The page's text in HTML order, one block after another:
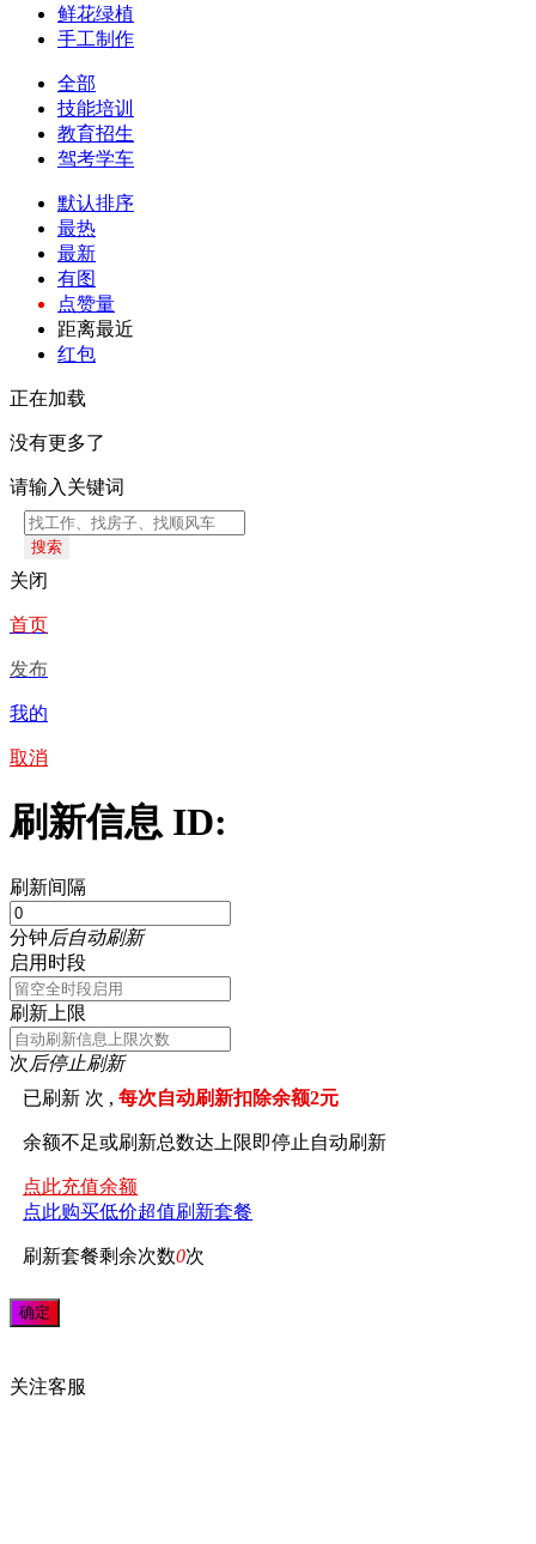
鲜花绿植
手工制作
全部
技能培训
教育招生
驾考学车
默认排序
最热
最新
有图
点赞量
距离最近
红包
正在加载
没有更多了
请输入关键词
搜索
关闭
首页
发布
我的
取消
刷新信息 ID:
刷新间隔
分钟后自动刷新
启用时段
刷新上限
次后停止刷新
已刷新 次 ,每次自动刷新扣除余额2元
余额不足或刷新总数达上限即停止自动刷新
点此充值余额
点此购买低价超值刷新套餐
刷新套餐剩余次数0次
关注客服